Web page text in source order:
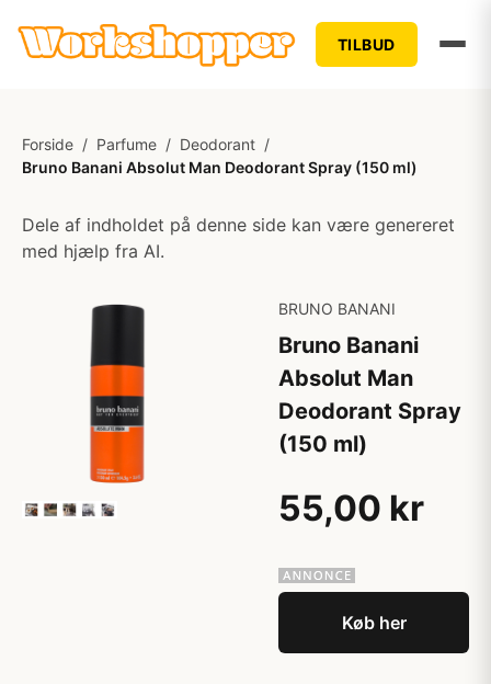
TILBUD
Forside / Parfume / Deodorant /
Bruno Banani Absolut Man Deodorant Spray (150 ml)
Dele af indholdet på denne side kan være genereret
med hjælp fra AI.
BRUNO BANANI
Bruno Banani
Absolut Man
Deodorant Spray
(150 ml)
55,00 kr
Køb her